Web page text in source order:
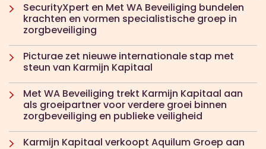
SecurityXpert en Met WA Beveiliging bundelen
krachten en vormen specialistische groep in
zorgbeveiliging
Picturae zet nieuwe internationale stap met
steun van Karmijn Kapitaal
Met WA Beveiliging trekt Karmijn Kapitaal aan
als groeipartner voor verdere groei binnen
zorgbeveiliging en publieke veiligheid
Karmijn Kapitaal verkoopt Aquilum Groep aan